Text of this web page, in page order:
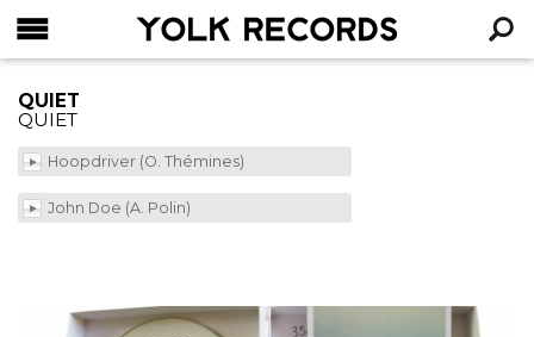
QUIET
QUIET
Hoopdriver (O. Thémines)
John Doe (A. Polin)